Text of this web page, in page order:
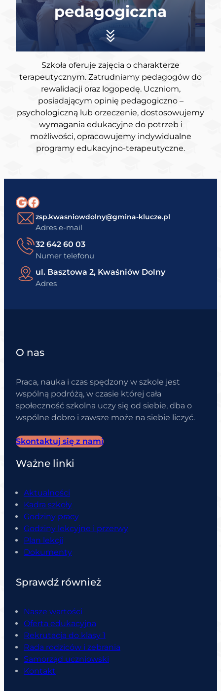
Szkoła oferuje zajęcia o charakterze
terapeutycznym. Zatrudniamy pedagogów do
rewalidacji oraz logopedę. Uczniom,
posiadającym opinię pedagogiczno –
psychologiczną lub orzeczenie, dostosowujemy
wymagania edukacyjne do potrzeb i
możliwości, opracowujemy indywidualne
programy edukacyjno-terapeutyczne.
Google Facebook
zsp.kwasniowdolny@gmina-klucze.pl
Adres e-mail
32 642 60 03
Numer telefonu
ul. Basztowa 2, Kwaśniów Dolny
Adres
O nas
Praca, nauka i czas spędzony w szkole jest
wspólną podróżą, w czasie której cała
społeczność szkolna uczy się od siebie, dba o
wspólne dobro i zawsze może na siebie liczyć.
Skontaktuj się z nami
Ważne linki
Aktualności
Kadra szkoły
Godziny pracy
Godziny lekcyjne i przerwy
Plan lekcji
Dokumenty
Sprawdź również
Nasze wartości
Oferta edukacyjna
Rekrutacja do klasy 1
Rada rodziców i zebrania
Samorząd uczniowski
Kontakt